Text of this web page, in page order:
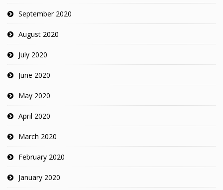
September 2020
August 2020
July 2020
June 2020
May 2020
April 2020
March 2020
February 2020
January 2020